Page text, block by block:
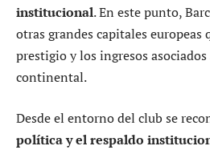
institucional. En este punto,
otras grandes capitales europeas
prestigio y los ingresos
continental.
Desde el entorno del club se
política y el respaldo